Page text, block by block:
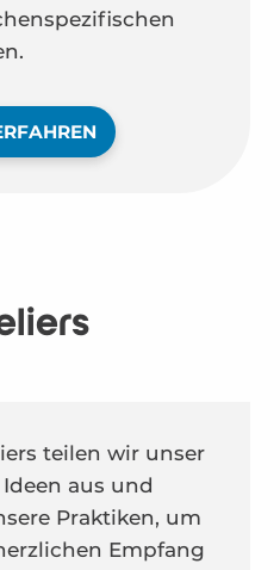
teilen wir unser
aus und
Praktiken, um
Empfang